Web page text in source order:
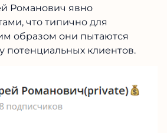
Романович явно
что типично для
образом они пытаются
потенциальных клиентов.